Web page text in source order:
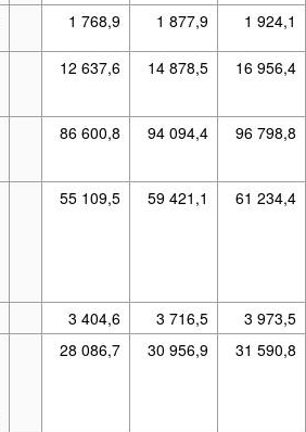
1 768,9 1 877,9 1 924,1
12 637,6 14 878,5 16 956,4
86 600,8 94 094,4 96 798,8
55 109,5 59 421,1 61 234,4
3 404,6 3 716,5
3 973,5
28 086,7 30 956,9 31 590,8